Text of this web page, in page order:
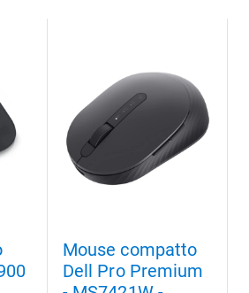
Mouse compatto
Dell Pro Premium